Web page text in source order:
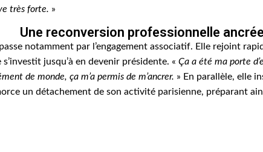
très forte. »
Une reconversion professionnelle
notamment par l’engagement associatif. Elle rejoint
s’investit jusqu’à en devenir présidente. « Ça a été ma porte
de monde, ça m’a permis de m’ancrer. » En parallèle, elle
un détachement de son activité parisienne, préparant